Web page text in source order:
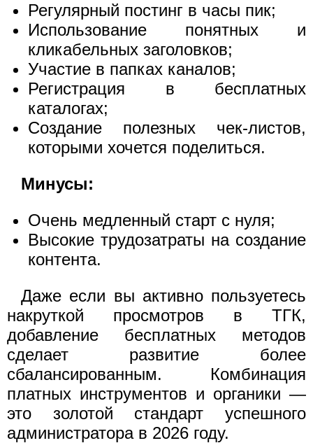
Регулярный постинг в часы пик;
Использование понятных и
кликабельных заголовков;
Участие в папках каналов;
Регистрация в бесплатных
каталогах;
Создание полезных чек-листов,
которыми хочется поделиться.
Минусы:
Очень медленный старт с нуля;
Высокие трудозатраты на создание
контента.
Даже если вы активно пользуетесь
накруткой просмотров в ТГК,
добавление бесплатных методов
сделает развитие более
сбалансированным. Комбинация
платных инструментов и органики —
это золотой стандарт успешного
администратора в 2026 году.